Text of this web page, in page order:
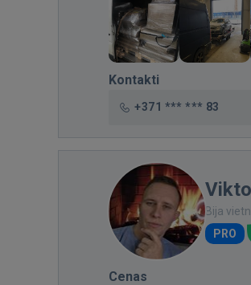
Kontakti
+371 *** *** 83
Bija
PRO
Cenas